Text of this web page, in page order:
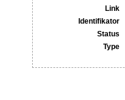
Link
Identifikator
Status
Type